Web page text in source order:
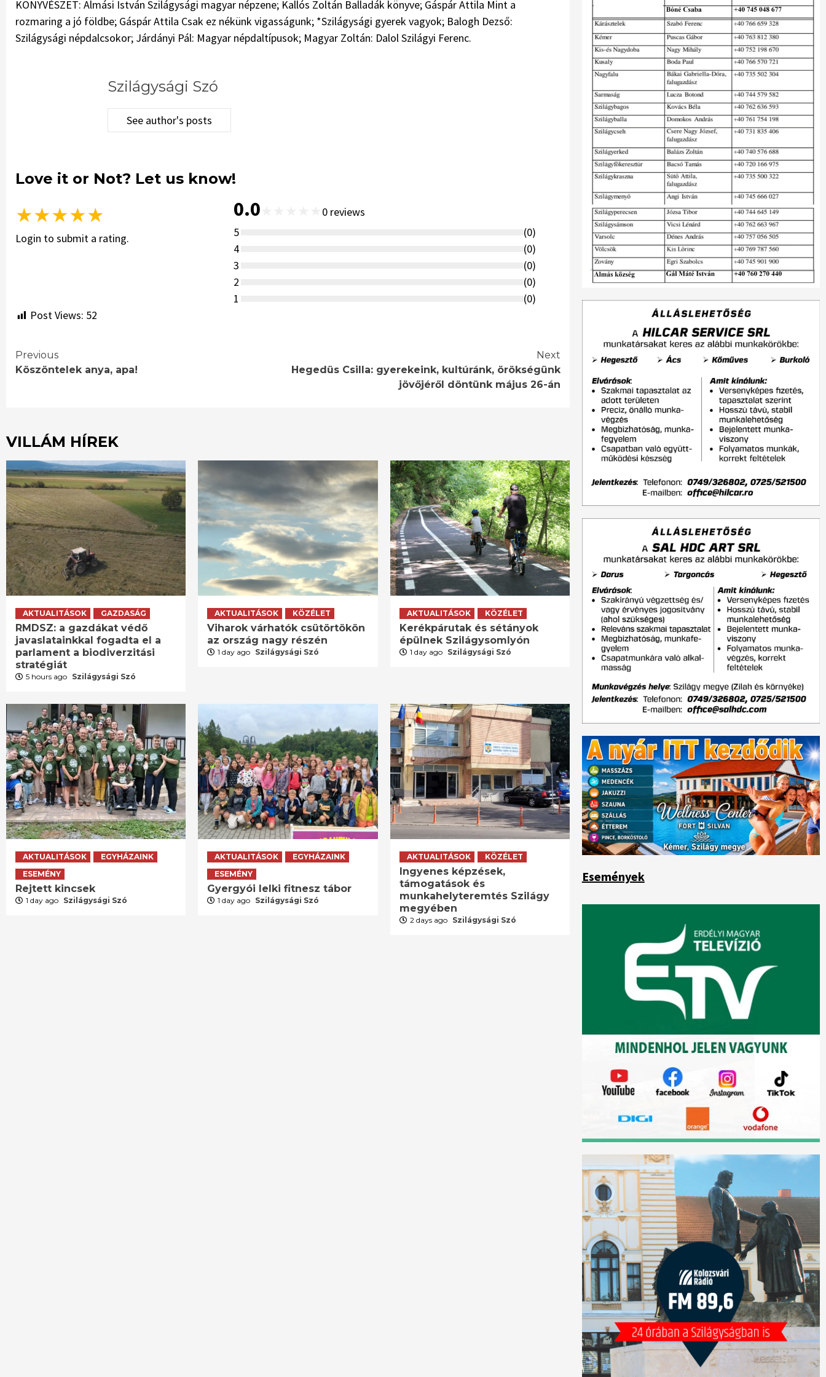
KÖNYVÉSZET: Almási István Szilágysági magyar népzene; Kallós Zoltán Balladák könyve; Gáspár Attila Mint a
rozmaring a jó földbe; Gáspár Attila Csak ez nékünk vigasságunk; *Szilágysági gyerek vagyok; Balogh Dezső:
Szilágysági népdalcsokor; Járdányi Pál: Magyar népdaltípusok; Magyar Zoltán: Dalol Szilágyi Ferenc.
Szilágysági Szó
See author's posts
Love it or Not? Let us know!
★★★★★
Login to submit a rating.
0.0 0 reviews
5
(0)
4
(0)
3
(0)
2
(0)
1
(0)
Post Views: 52
Continue
Previous
Köszöntelek anya, apa!
Next
Hegedüs Csilla: gyerekeink, kultúránk, örökségünk
jövőjéről döntünk május 26-án
VILLÁM HÍREK
AKTUALITÁSOK GAZDASÁG
RMDSZ: a gazdákat védő
javaslatainkkal fogadta el a
parlament a biodiverzitási
stratégiát
5 hours ago Szilágysági Szó
AKTUALITÁSOK KÖZÉLET
Viharok várhatók csütörtökön
az ország nagy részén
1 day ago Szilágysági Szó
AKTUALITÁSOK KÖZÉLET
Kerékpárutak és sétányok
épülnek Szilágysomlyón
1 day ago Szilágysági Szó
AKTUALITÁSOK
EGYHÁZAINK
ESEMÉNY
Rejtett kincsek
1 day ago Szilágysági Szó
AKTUALITÁSOK
EGYHÁZAINK
ESEMÉNY
Gyergyói lelki fitnesz tábor
1 day ago Szilágysági Szó
AKTUALITÁSOK KÖZÉLET
Ingyenes képzések,
támogatások és
munkahelyteremtés Szilágy
megyében
2 days ago Szilágysági Szó
Események